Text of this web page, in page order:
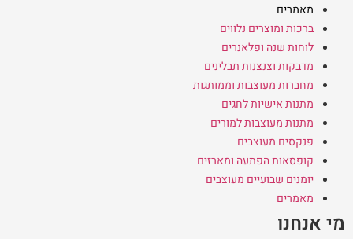
מאמרים
ברכות ומוצרים נלווים
לוחות שנה ופלאנרים
מדבקות וצנצנות תבלינים
מחברות מעוצבות וממותגות
מתנות אישיות לחגים
מתנות מעוצבות למורים
פנקסים מעוצבים
קופסאות הפתעה ומארזים
יומנים שבועיים מעוצבים
מאמרים
מי אנחנו